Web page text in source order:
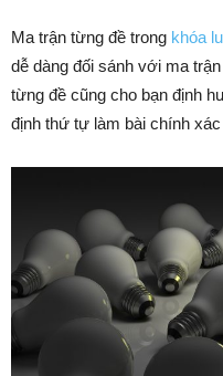
Ma trận từng đề trong khóa
dễ dàng đối sánh với ma
từng đề cũng cho bạn định
định thứ tự làm bài chính